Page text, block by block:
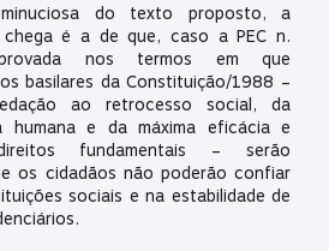
do texto proposto, a
é a de que, caso a PEC n.
nos termos em que
basilares da Constituição/1988 –
ao retrocesso social, da
humana e da máxima eficácia e
fundamentais – serão
os cidadãos não poderão confiar
sociais e na estabilidade de